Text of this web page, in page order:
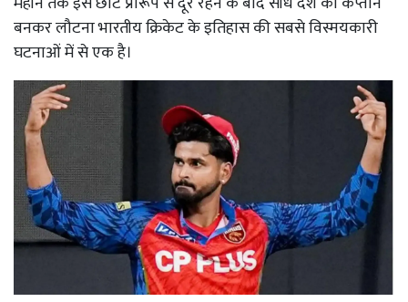
बनकर लौटना भारतीय क्रिकेट के इतिहास की सबसे विस्मयकारी
घटनाओं में से एक है।